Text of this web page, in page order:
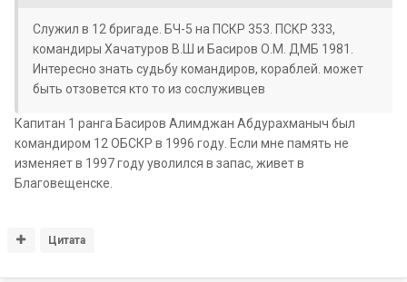
Служил в 12 бригаде. БЧ-5 на ПСКР 353. ПСКР 333,
командиры Хачатуров В.Ш и Басиров О.М. ДМБ 1981.
Интересно знать судьбу командиров, кораблей. может
быть отзовется кто то из сослуживцев
Капитан 1 ранга Басиров Алимджан Абдурахманыч был
командиром 12 ОБСКР в 1996 году. Если мне память не
изменяет в 1997 году уволился в запас, живет в
Благовещенске.
Цитата